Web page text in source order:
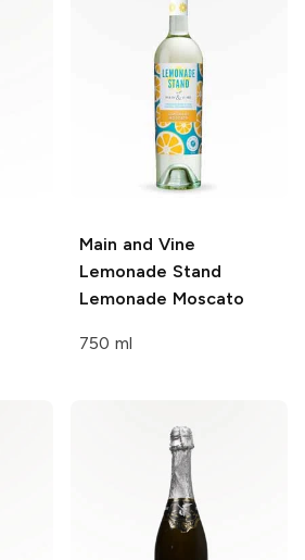
Main and Vine
Lemonade Stand
Lemonade Moscato
750 ml